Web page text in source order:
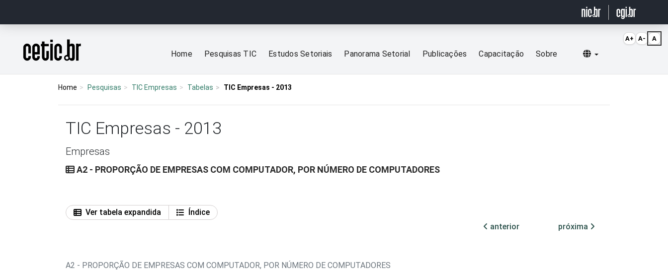
Página inicial
Home Pesquisas TIC Estudos Setoriais Panorama Setorial Publicações Capacitação Sobre Selecionar idioma
Home Pesquisas TIC Empresas Tabelas TIC Empresas - 2013
TIC Empresas - 2013
Empresas
A2 - PROPORÇÃO DE EMPRESAS COM COMPUTADOR, POR NÚMERO DE COMPUTADORES
Ver tabela expandida
Índice
anterior
próxima
A2 - PROPORÇÃO DE EMPRESAS COM COMPUTADOR, POR NÚMERO DE COMPUTADORES
A+ A- A